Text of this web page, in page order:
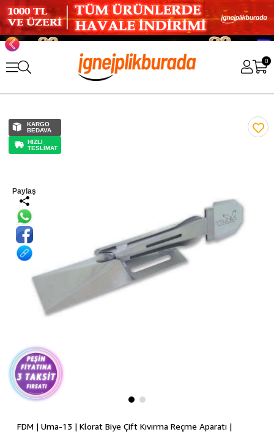
0
KARGO
BEDAVA
HIZLI
TESLİMAT
Paylaş
FDM | Uma-13 | Klorat Biye Çift Kıvırma Reçme Aparatı |